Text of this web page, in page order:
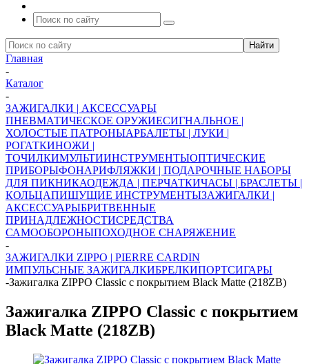
Главная
-
Каталог
-
ЗАЖИГАЛКИ | АКСЕССУАРЫ
ПНЕВМАТИЧЕСКОЕ ОРУЖИЕСИГНАЛЬНОЕ |
ХОЛОСТЫЕ ПАТРОНЫАРБАЛЕТЫ | ЛУКИ |
РОГАТКИНОЖИ |
ТОЧИЛКИМУЛЬТИИНСТРУМЕНТЫОПТИЧЕСКИЕ
ПРИБОРЫФОНАРИФЛЯЖКИ | ПОДАРОЧНЫЕ НАБОРЫ
ДЛЯ ПИКНИКАОДЕЖДА | ПЕРЧАТКИЧАСЫ | БРАСЛЕТЫ |
КОЛЬЦАПИШУЩИЕ ИНСТРУМЕНТЫЗАЖИГАЛКИ |
АКСЕССУАРЫБРИТВЕННЫЕ
ПРИНАДЛЕЖНОСТИСРЕДСТВА
САМООБОРОНЫПОХОДНОЕ СНАРЯЖЕНИЕ
-
ЗАЖИГАЛКИ ZIPPO | PIERRE CARDIN
ИМПУЛЬСНЫЕ ЗАЖИГАЛКИБРЕЛКИПОРТСИГАРЫ
-Зажигалка ZIPPO Classic с покрытием Black Matte (218ZB)
Зажигалка ZIPPO Classic с покрытием
Black Matte (218ZB)